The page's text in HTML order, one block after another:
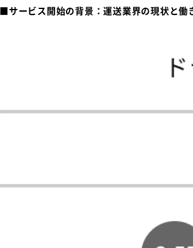
■サービス開始の背景：運送業界の現状と働